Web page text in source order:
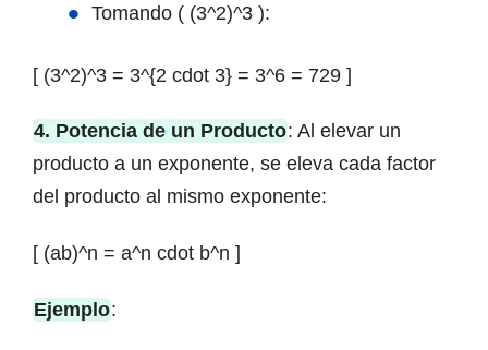
Tomando ( (3^2)^3 ):
[ (3^2)^3 = 3^{2 cdot 3} = 3^6 = 729 ]
4. Potencia de un Producto: Al elevar un
producto a un exponente, se eleva cada factor
del producto al mismo exponente:
[ (ab)^n = a^n cdot b^n ]
Ejemplo: